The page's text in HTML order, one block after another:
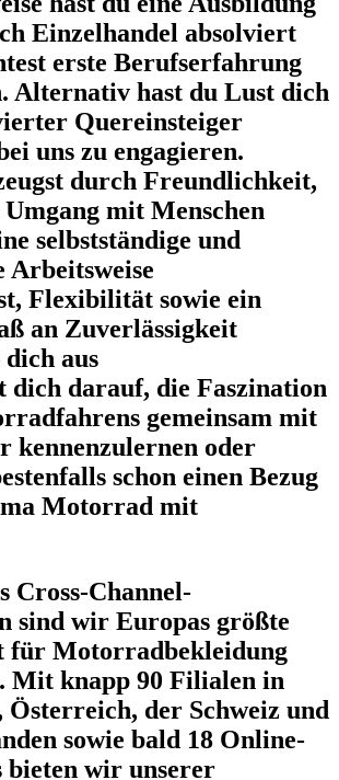
Einzelhandel absolviert
erste Berufserfahrung
Alternativ hast du Lust dich
Quereinsteiger
uns zu engagieren.
durch Freundlichkeit,
Umgang mit Menschen
selbstständige und
Arbeitsweise
Flexibilität sowie ein
an Zuverlässigkeit
dich aus
dich darauf, die Faszination
gemeinsam mit
kennenzulernen oder
schon einen Bezug
Motorrad mit
Cross-Channel-
sind wir Europas größte
für Motorradbekleidung
Mit knapp 90 Filialen in
Österreich, der Schweiz und
sowie bald 18 Online-
bieten wir unserer